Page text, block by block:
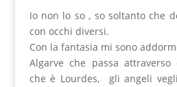
Io non lo so , so soltanto che
con occhi diversi.
Con la fantasia mi sono
Algarve che passa
che è Lourdes, gli angeli